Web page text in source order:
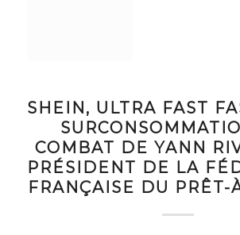
SHEIN, ULTRA FAST
COMBAT DE YANN
PRÉSIDENT DE LA
FRANÇAISE DU PRÊT-